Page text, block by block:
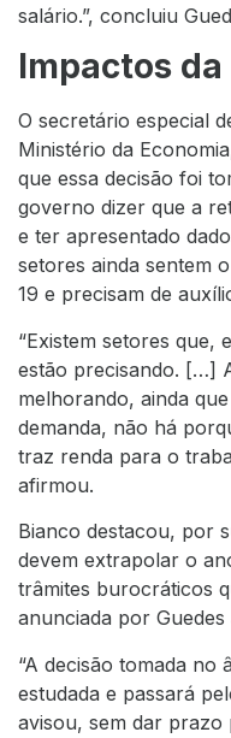
salário.”, concluiu
Impactos
O secretário especial
Ministério da
que essa decisão foi
governo dizer que a
e ter apresentado
setores ainda sentem
19 e precisam de
“Existem setores que,
estão precisando. […]
melhorando, ainda
demanda, não há
traz renda para o
afirmou.
Bianco destacou, por
devem extrapolar o
trâmites burocráticos
anunciada por
“A decisão tomada no
estudada e passará
avisou, sem dar